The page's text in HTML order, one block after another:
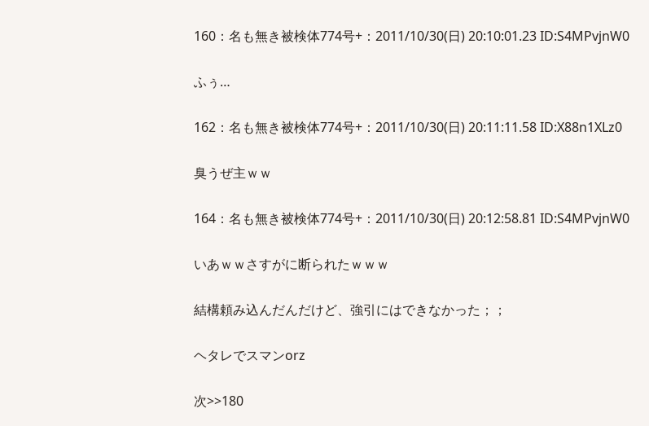
160：名も無き被検体774号+：2011/10/30(日) 20:10:01.23 ID:S4MPvjnW0
ふぅ…
162：名も無き被検体774号+：2011/10/30(日) 20:11:11.58 ID:X88n1XLz0
臭うぜ主ｗｗ
164：名も無き被検体774号+：2011/10/30(日) 20:12:58.81 ID:S4MPvjnW0
いあｗｗさすがに断られたｗｗｗ
結構頼み込んだんだけど、強引にはできなかった；；
ヘタレでスマンorz
次>>180